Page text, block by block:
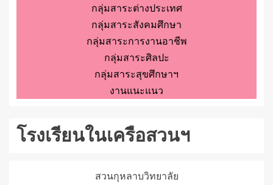
กลุ่มสาระต่างประเทศ
กลุ่มสาระสังคมศึกษา
กลุ่มสาระการงานอาชีพ
กลุ่มสาระศิลปะ
กลุ่มสาระสุขศึกษาฯ
งานแนะแนว
โรงเรียนในเครือสวนฯ
สวนกุหลาบวิทยาลัย